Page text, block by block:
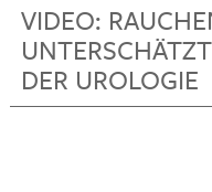
VIDEO:
DER UROLOGIE